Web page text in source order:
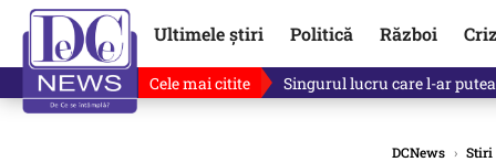
Ultimele știri Politică Război
Cele mai citite Ce se întâmplă cu primul
DCNews › Stiri